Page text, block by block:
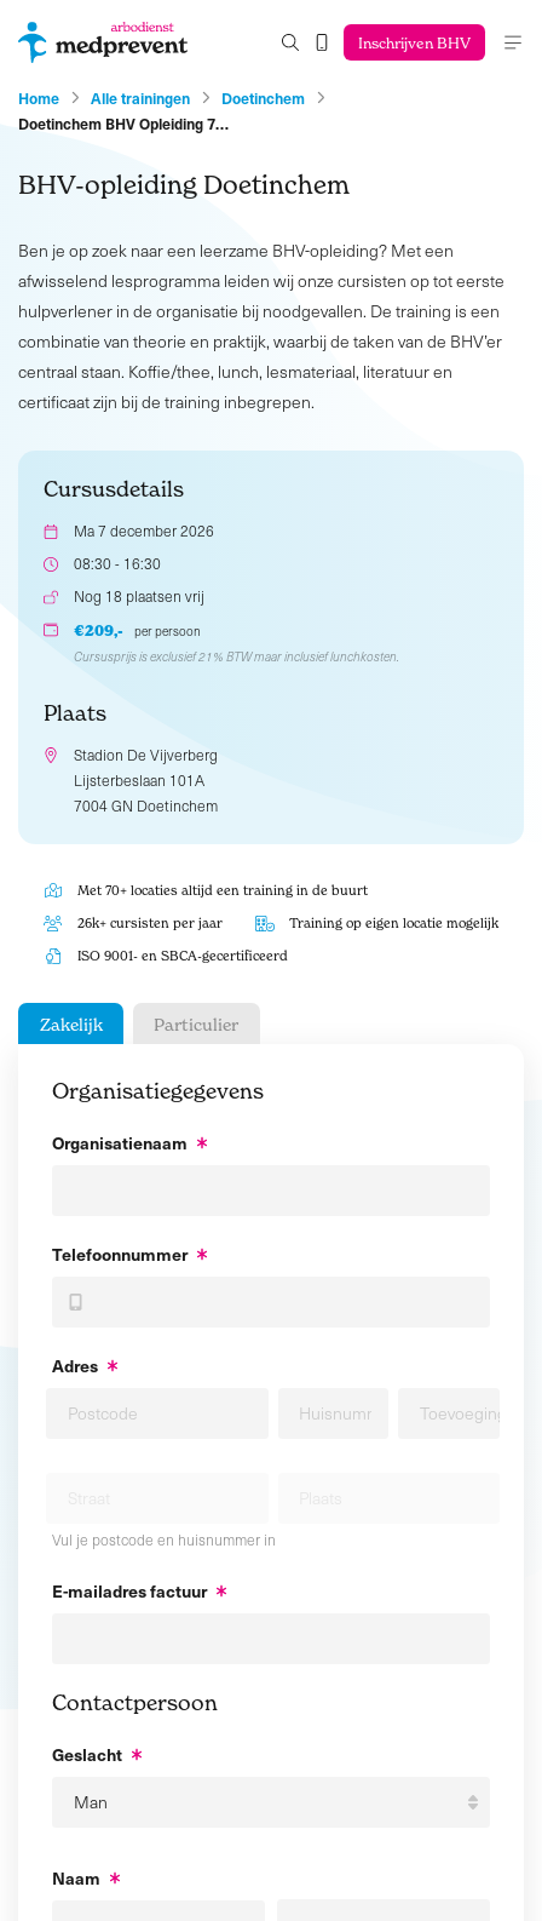
Inschrijven BHV
Home Alle trainingen
Doetinchem
Doetinchem BHV Opleiding 7…
BHV-opleiding Doetinchem
Ben je op zoek naar een leerzame BHV-opleiding? Met een
afwisselend lesprogramma leiden wij onze cursisten op tot eerste
hulpverlener in de organisatie bij noodgevallen. De training is een
combinatie van theorie en praktijk, waarbij de taken van de BHV’er
centraal staan. Koffie/thee, lunch, lesmateriaal, literatuur en
certificaat zijn bij de training inbegrepen.
Cursusdetails
Ma 7 december 2026
08:30 - 16:30
Nog 18 plaatsen vrij
€209,-
per persoon
Cursusprijs is exclusief 21% BTW maar inclusief lunchkosten.
Plaats
Stadion De Vijverberg
Lijsterbeslaan 101A
7004 GN Doetinchem
Met 70+ locaties altijd een training in de buurt
26k+ cursisten per jaar Training op eigen locatie mogelijk
ISO 9001- en SBCA-gecertificeerd
Zakelijk Particulier
Organisatiegegevens
Organisatienaam
Telefoonnummer
Adres
Vul je postcode en huisnummer in
E-mailadres factuur
Contactpersoon
Geslacht
Naam